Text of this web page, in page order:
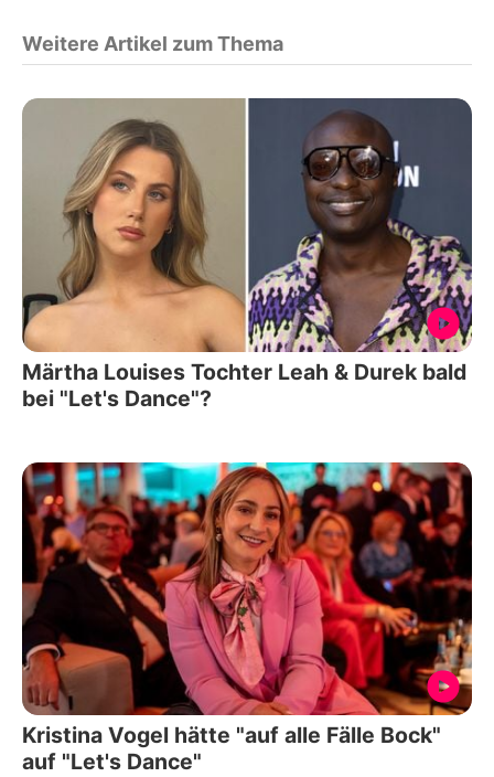
Weitere Artikel zum Thema
Märtha Louises Tochter Leah & Durek bald
bei "Let's Dance"?
Kristina Vogel hätte "auf alle Fälle Bock"
auf "Let's Dance"